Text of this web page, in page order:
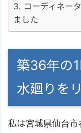
コーディネー
ました
築36年の
水廻りを
私は宮城県仙台